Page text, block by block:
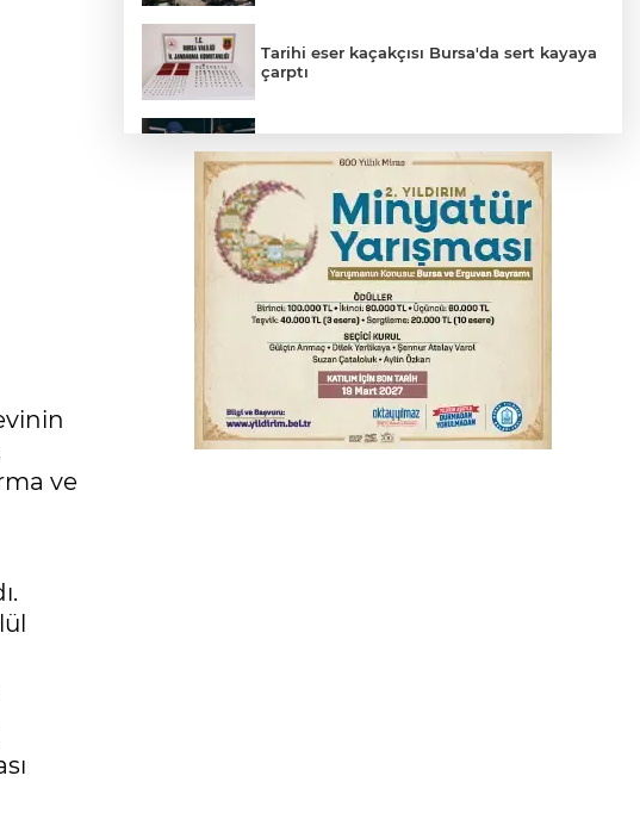
ve
Tarihi eser kaçakçısı Bursa'da sert kayaya
çarptı
kişi tutuklandı
Çerçeve yasa görüşmeleri başladı
Trabzonspor'da Folcarelli ameliyat oldu
Polise saldırıp görevini yaptırmayan 2
şüpheli tutuklandı